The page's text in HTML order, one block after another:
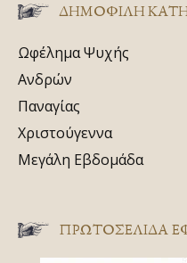
ΔΗΜΟΦΙΛΗ
Ωφέλημα Ψυχής
Ανδρών
Παναγίας
Χριστούγεννα
Μεγάλη Εβδομάδα
ΠΡΩΤΟΣΈΛΙΔΑ